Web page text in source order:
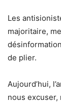
Les
majoritaire,
de plier.
Aujourd’hui,
nous excuser,